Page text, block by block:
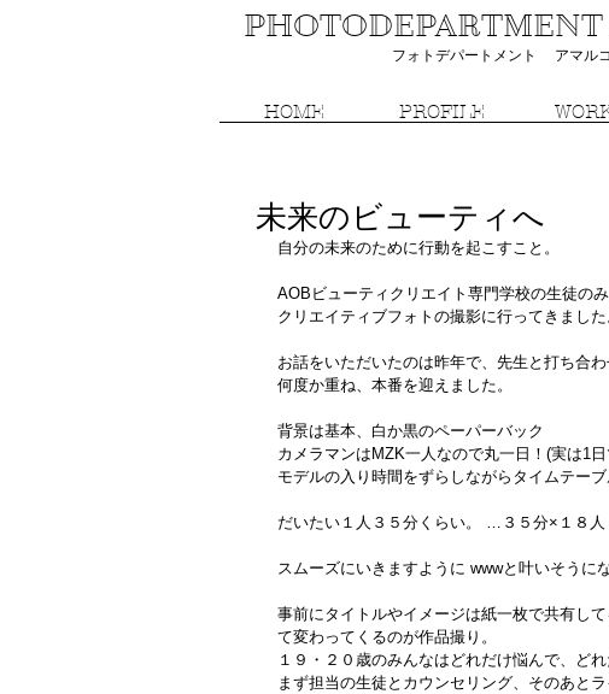
PHOTODEPARTMENT
フォトデパートメント アマル
HOME PROFILE
未来のビューティへ
自分の未来のために行動を起こすこと。
AOBビューティクリエイト専門学校の生徒の
クリエイティブフォトの撮影に行ってきました
お話をいただいたのは昨年で、先生と打ち合わ
何度か重ね、本番を迎えました。
背景は基本、白か黒のペーパーバック
カメラマンはMZK一人なので丸一日！(実は1
モデルの入り時間をずらしながらタイムテー
だいたい１人３５分くらい。 …３５分×１８人
スムーズにいきますように wwwと叶いそうに
事前にタイトルやイメージは紙一枚で共有し
て変わってくるのが作品撮り。
１９・２０歳のみんなはどれだけ悩んで、ど
まず担当の生徒とカウンセリング、そのあと